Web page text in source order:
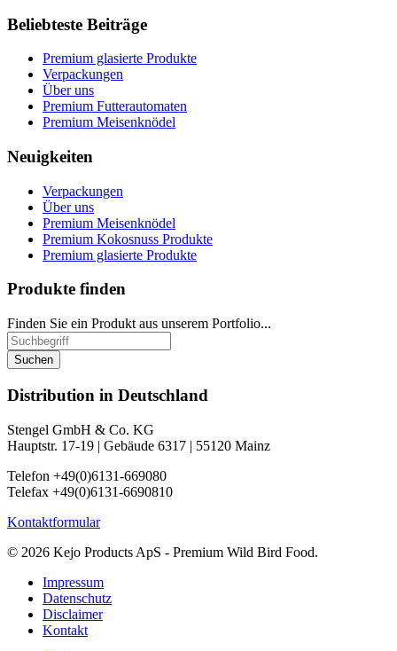
Beliebteste Beiträge
Premium glasierte Produkte
Verpackungen
Über uns
Premium Futterautomaten
Premium Meisenknödel
Neuigkeiten
Verpackungen
Über uns
Premium Meisenknödel
Premium Kokosnuss Produkte
Premium glasierte Produkte
Produkte finden
Finden Sie ein Produkt aus unserem Portfolio...
Suchen
Distribution in Deutschland
Stengel GmbH & Co. KG
Hauptstr. 17-19 | Gebäude 6317 | 55120 Mainz
Telefon +49(0)6131-669080
Telefax +49(0)6131-6690810
Kontaktformular
© 2026 Kejo Products ApS - Premium Wild Bird Food.
Impressum
Datenschutz
Disclaimer
Kontakt